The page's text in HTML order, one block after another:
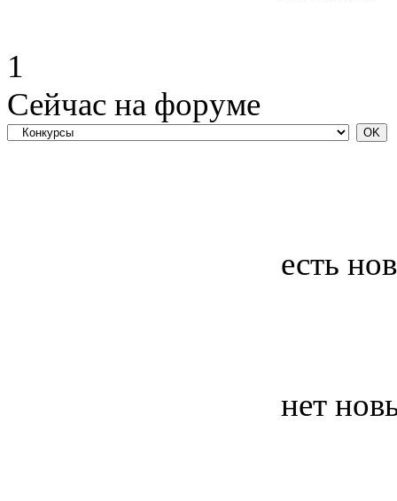
1
Сейчас на форуме
есть
нет